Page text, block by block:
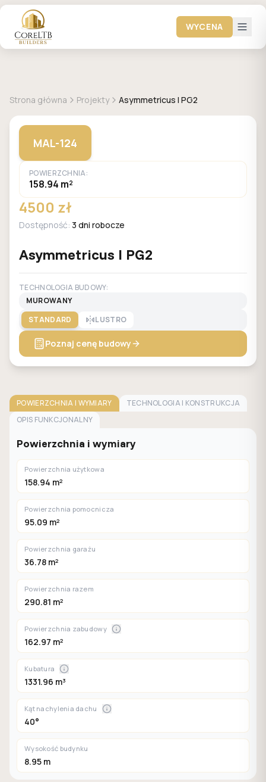
WYCENA
Strona główna Projekty Asymmetricus I PG2
MAL-124
POWIERZCHNIA:
158.94 m²
4500 zł
Dostępność: 3 dni robocze
Asymmetricus I PG2
TECHNOLOGIA BUDOWY:
MUROWANY
STANDARD
LUSTRO
Poznaj cenę budowy
POWIERZCHNIA I WYMIARY
TECHNOLOGIA I KONSTRUKCJA
OPIS FUNKCJONALNY
Powierzchnia i wymiary
Powierzchnia użytkowa
158.94 m²
Powierzchnia pomocnicza
95.09 m²
Powierzchnia garażu
36.78 m²
Powierzchnia razem
290.81 m²
Powierzchnia zabudowy
162.97 m²
Kubatura
1331.96 m³
Kąt nachylenia dachu
40°
Wysokość budynku
8.95 m